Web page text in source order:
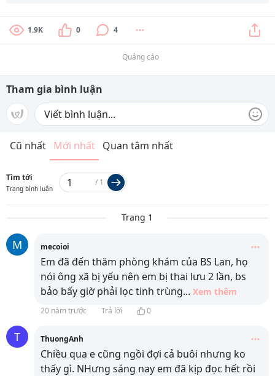
1.9K 0 4
Quảng cáo
Tham gia bình luận
Cũ nhất Mới nhất Quan tâm nhất
Tìm tới
Trang bình luận
/ 1
Trang 1
M mecoioi
Em đã đến thăm phòng khám của BS Lan, họ
nói ông xã bị yếu nên em bị thai lưu 2 lần, bs
bảo bấy giờ phải lọc tinh trùng... Xem thêm
20 năm trước Trả lời 0
T ThuongAnh
Chiều qua e cũng ngồi đợi cả buôi nhưng ko
thấy gì. NHưng sáng nay em đã kịp đọc hết rồi